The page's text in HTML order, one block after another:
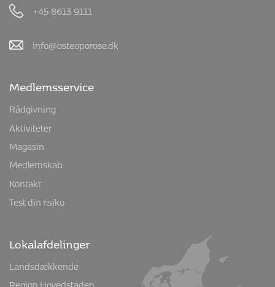
+45 8613 9111
info@osteoporose.dk
Medlemsservice
Rådgivning
Aktiviteter
Magasin
Medlemskab
Kontakt
Test din risiko
Lokalafdelinger
Landsdækkende
Region Hovedstaden